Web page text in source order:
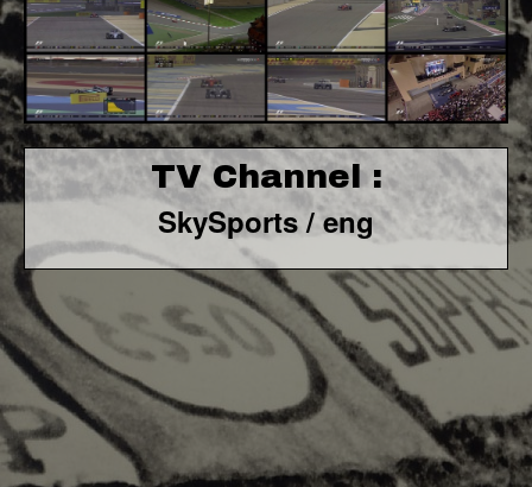
TV Channel :
SkySports / eng